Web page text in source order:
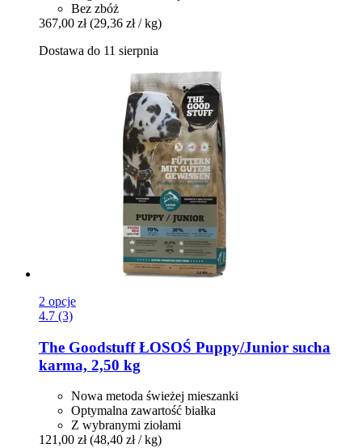
Bez zbóż
367,00 zł (29,36 zł / kg)
Dostawa do 11 sierpnia
2 opcje
4.7 (3)
The GoodstuffŁOSOŚ Puppy/Junior sucha
karma, 2,50 kg
Nowa metoda świeżej mieszanki
Optymalna zawartość białka
Z wybranymi ziołami
121,00 zł (48,40 zł / kg)